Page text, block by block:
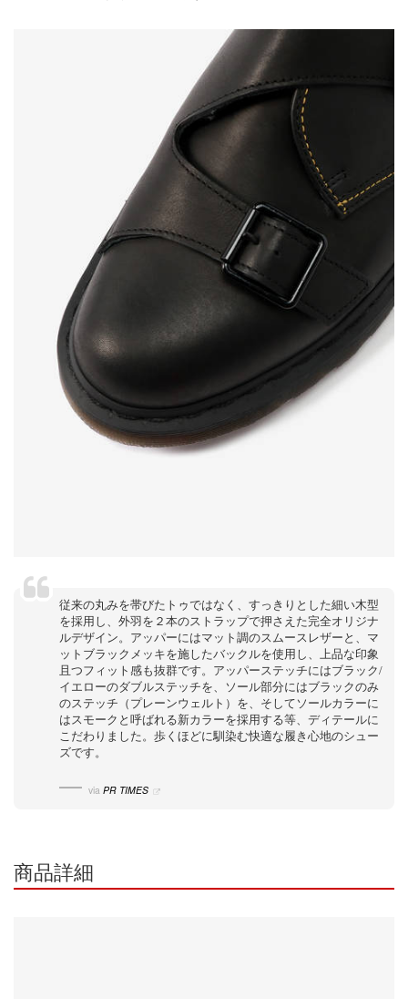
従来の丸みを帯びたトゥではなく、すっきりとした細い木型
を採用し、外羽を２本のストラップで押さえた完全オリジナ
ルデザイン。アッパーにはマット調のスムースレザーと、マ
ットブラックメッキを施したバックルを使用し、上品な印象
且つフィット感も抜群です。アッパーステッチにはブラック/
イエローのダブルステッチを、ソール部分にはブラックのみ
のステッチ（プレーンウェルト）を、そしてソールカラーに
はスモークと呼ばれる新カラーを採用する等、ディテールに
こだわりました。歩くほどに馴染む快適な履き心地のシュー
ズです。
via PR TIMES
商品詳細